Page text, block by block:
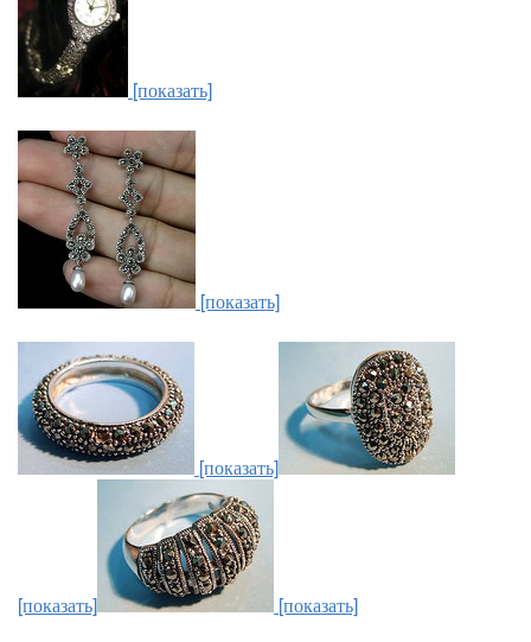
[показать]
[показать]
[показать]
[показать]
[показать]